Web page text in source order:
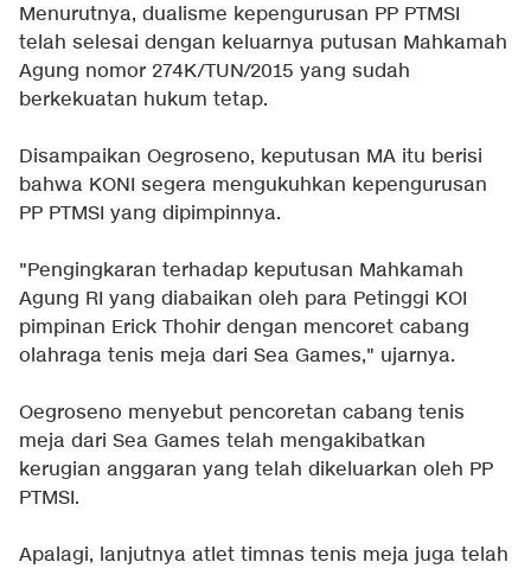
Menurutnya, dualisme kepengurusan PP PTMSI
telah selesai dengan keluarnya putusan Mahkamah
Agung nomor 274K/TUN/2015 yang sudah
berkekuatan hukum tetap.
Disampaikan Oegroseno, keputusan MA itu berisi
bahwa KONI segera mengukuhkan kepengurusan
PP PTMSI yang dipimpinnya.
"Pengingkaran terhadap keputusan Mahkamah
Agung RI yang diabaikan oleh para Petinggi KOI
pimpinan Erick Thohir dengan mencoret cabang
olahraga tenis meja dari Sea Games," ujarnya.
Oegroseno menyebut pencoretan cabang tenis
meja dari Sea Games telah mengakibatkan
kerugian anggaran yang telah dikeluarkan oleh PP
PTMSI.
Apalagi, lanjutnya atlet timnas tenis meja juga telah